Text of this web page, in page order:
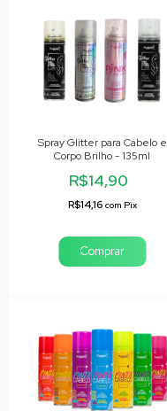
Spray Glitter para Cabelo e
Corpo Brilho - 135ml
R$14,90
R$14,16 com Pix
Comprar